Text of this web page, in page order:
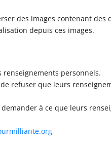
des images contenant des
depuis ces images.
renseignements personnels.
refuser que leurs
à ce que leurs